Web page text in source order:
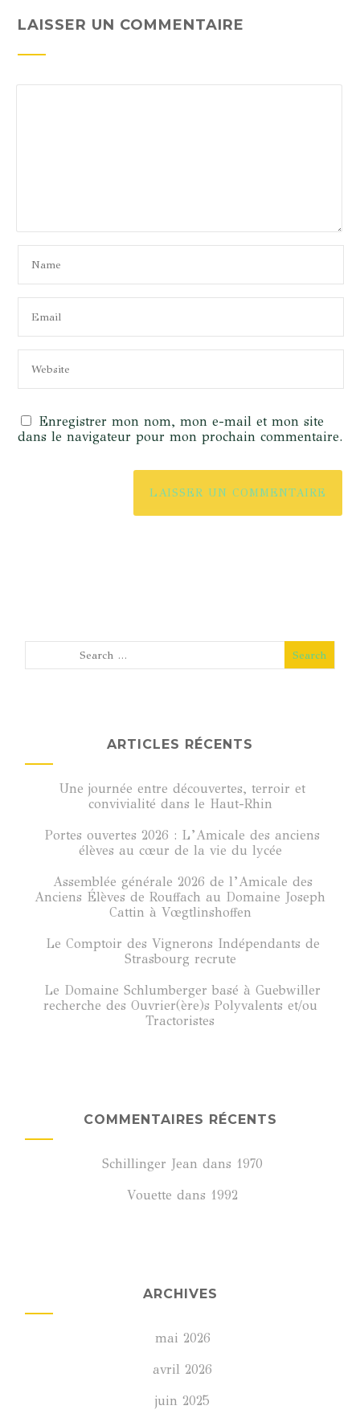
LAISSER UN COMMENTAIRE
Enregistrer mon nom, mon e-mail et mon site
dans le navigateur pour mon prochain commentaire.
ARTICLES RÉCENTS
Une journée entre découvertes, terroir et
convivialité dans le Haut-Rhin
Portes ouvertes 2026 : L’Amicale des anciens
élèves au cœur de la vie du lycée
Assemblée générale 2026 de l’Amicale des
Anciens Élèves de Rouffach au Domaine Joseph
Cattin à Vœgtlinshoffen
Le Comptoir des Vignerons Indépendants de
Strasbourg recrute
Le Domaine Schlumberger basé à Guebwiller
recherche des Ouvrier(ère)s Polyvalents et/ou
Tractoristes
COMMENTAIRES RÉCENTS
Schillinger Jean dans 1970
Vouette dans 1992
ARCHIVES
mai 2026
avril 2026
juin 2025